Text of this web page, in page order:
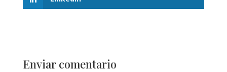
Enviar comentario